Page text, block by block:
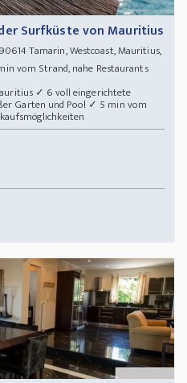
Surfküste von Mauritius
Tamarin, Westcoast, Mauritius,
vom Strand, nahe Restaurants
✓ 6 voll eingerichtete
Garten und Pool ✓ 5 min vom